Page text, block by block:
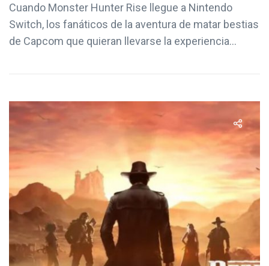
Cuando Monster Hunter Rise llegue a Nintendo
Switch, los fanáticos de la aventura de matar bestias
de Capcom que quieran llevarse la experiencia...